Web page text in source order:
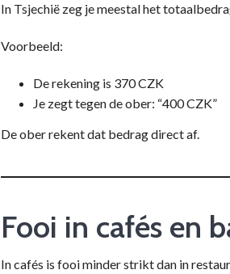
In Tsjechië zeg je meestal het
Voorbeeld:
De rekening is 370 CZK
Je zegt tegen de ober: “400 CZK”
De ober rekent dat bedrag direct af.
Fooi in cafés en
In cafés is fooi minder strikt dan in